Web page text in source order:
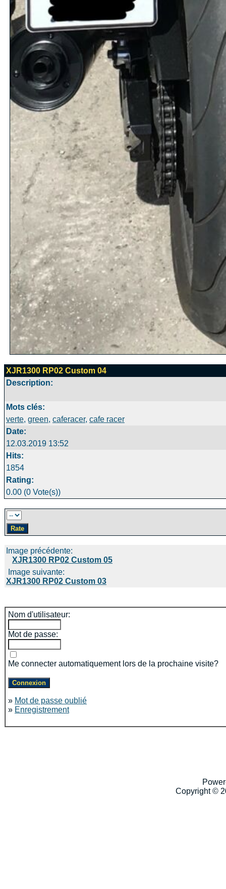
XJR1300 RP02 Custom 04
Description:
Mots clés:
verte, green, caferacer, cafe racer
Date:
12.03.2019 13:52
Hits:
1854
Rating:
0.00 (0 Vote(s))
Image précédente:
XJR1300 RP02 Custom 05
Image suivante:
XJR1300 RP02 Custom 03
Nom d'utilisateur:
Mot de passe:
Me connecter automatiquement lors de la prochaine visite?
» Mot de passe oublié
» Enregistrement
Copyright ©